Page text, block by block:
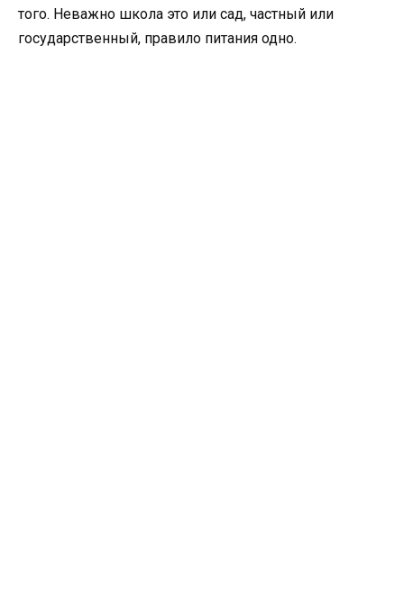
того. Неважно школа это или сад, частный или
государственный, правило питания одно.